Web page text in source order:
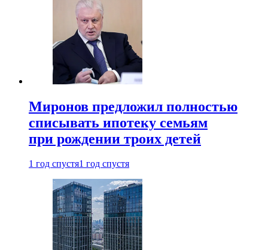
Миронов предложил полностью
списывать ипотеку семьям
при рождении троих детей
1 год спустя1 год спустя